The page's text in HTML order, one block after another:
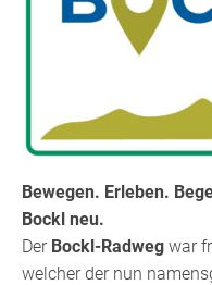
Bewegen. Erleben.
Bockl neu.
Der Bockl-Radweg war
welcher der nun